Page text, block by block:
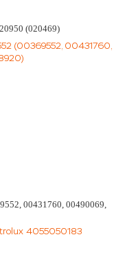
(020469)
00431760, 00490069,